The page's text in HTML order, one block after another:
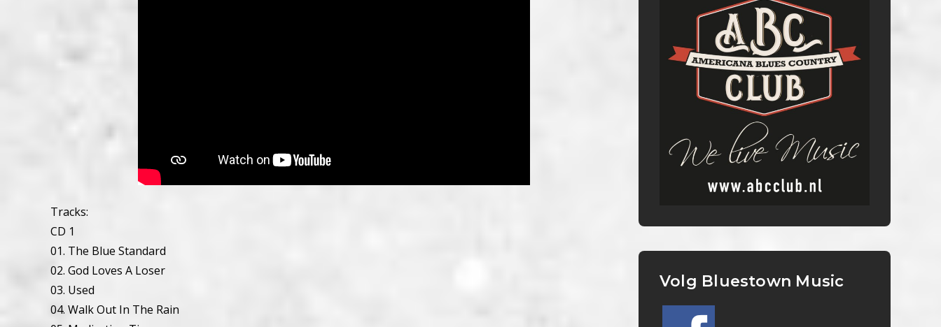
Tracks:
CD 1
01. The Blue Standard
02. God Loves A Loser
03. Used
04. Walk Out In The Rain
Volg Bluestown Music